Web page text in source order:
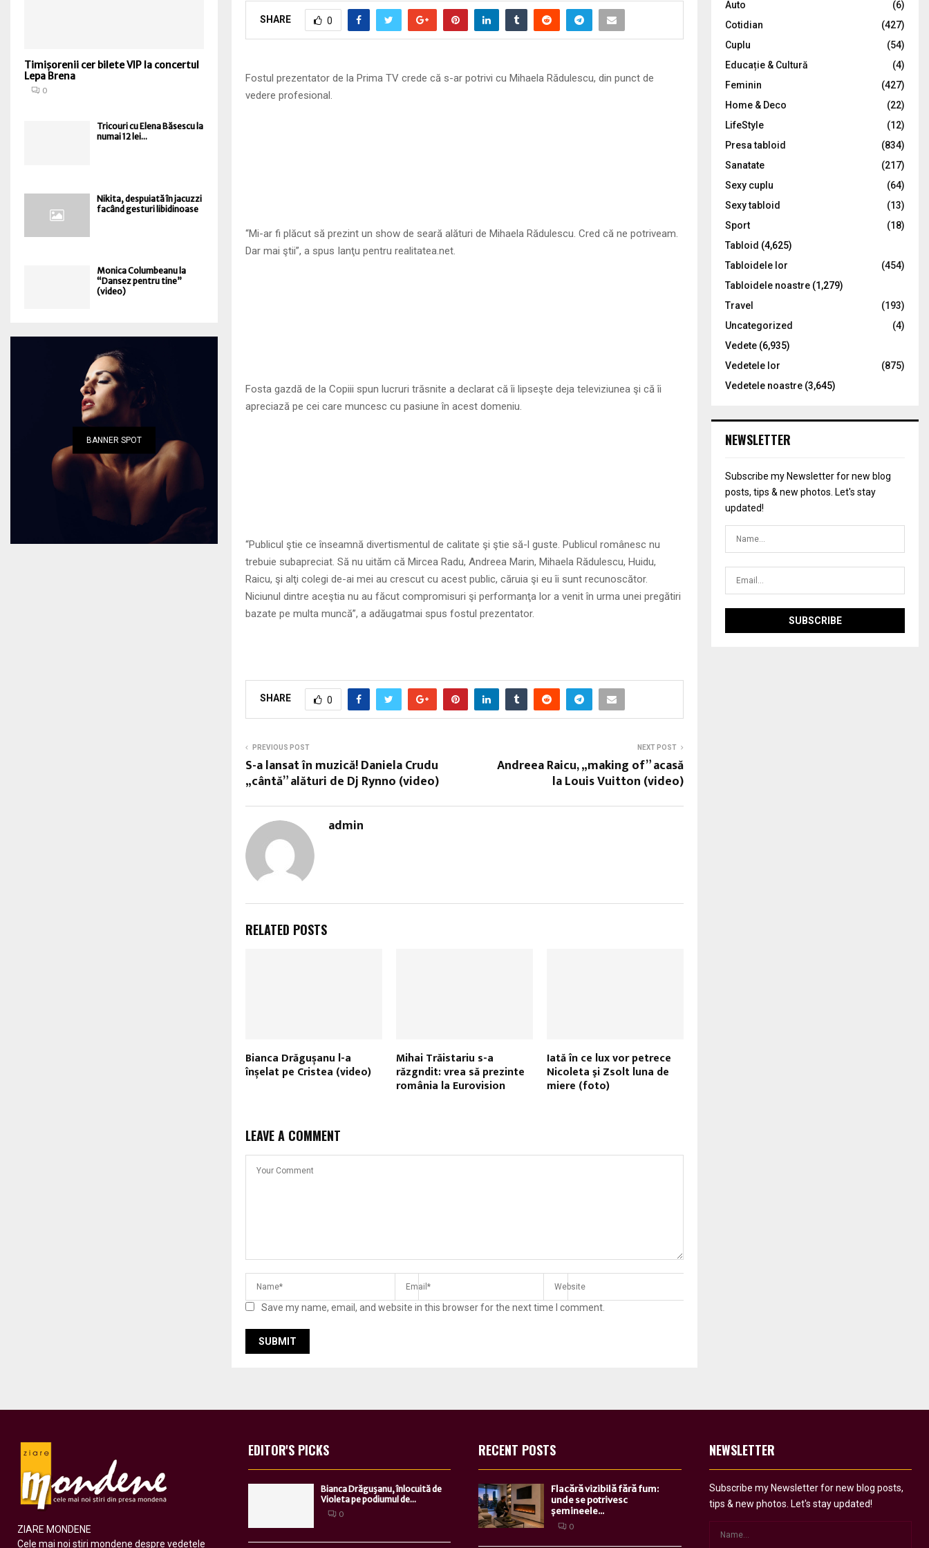
SHARE 0
Fostul prezentator de la Prima TV crede că s-ar potrivi cu Mihaela Rădulescu, din punct de
vedere profesional.
“Mi-ar fi plăcut să prezint un show de seară alături de Mihaela Rădulescu. Cred că ne potriveam.
Dar mai ştii”, a spus Ianţu pentru realitatea.net.
Fosta gazdă de la Copiii spun lucruri trăsnite a declarat că îi lipseşte deja televiziunea şi că îi
apreciază pe cei care muncesc cu pasiune în acest domeniu.
“Publicul ştie ce înseamnă divertismentul de calitate şi ştie să-l guste. Publicul românesc nu
trebuie subapreciat. Să nu uităm că Mircea Radu, Andreea Marin, Mihaela Rădulescu, Huidu,
Raicu, şi alţi colegi de-ai mei au crescut cu acest public, căruia şi eu îi sunt recunoscător.
Niciunul dintre aceştia nu au făcut compromisuri şi performanţa lor a venit în urma unei pregătiri
bazate pe multa muncă”, a adăugatmai spus fostul prezentator.
SHARE 0
PREVIOUS POST
S-a lansat în muzică! Daniela Crudu
„cântă” alături de Dj Rynno (video)
NEXT POST
Andreea Raicu, „making of” acasă
la Louis Vuitton (video)
admin
RELATED POSTS
Bianca Drăgușanu l-a
înșelat pe Cristea (video)
Mihai Trăistariu s-a
răzgndit: vrea să prezinte
românia la Eurovision
Iată în ce lux vor petrece
Nicoleta şi Zsolt luna de
miere (foto)
LEAVE A COMMENT
Save my name, email, and website in this browser for the next time I comment.
Timișorenii cer bilete VIP la concertul
Lepa Brena
0
Tricouri cu Elena Băsescu la
numai 12 lei...
Nikita, despuiată în jacuzzi
facând gesturi libidinoase
Monica Columbeanu la
“Dansez pentru tine”
(video)
BANNER SPOT
:
C
Auto
(6)
Cotidian
(427)
Cuplu
(54)
Educație & Cultură
(4)
Feminin
(427)
Home & Deco
(22)
LifeStyle
(12)
Presa tabloid
(834)
Sanatate
(217)
Sexy cuplu
(64)
Sexy tabloid
(13)
Sport
(18)
Tabloid (4,625)
Tabloidele lor
(454)
Tabloidele noastre (1,279)
Travel
(193)
Uncategorized
(4)
Vedete (6,935)
Vedetele lor
(875)
Vedetele noastre (3,645)
NEWSLETTER
Subscribe my Newsletter for new blog
posts, tips & new photos. Let's stay
updated!
ZIARE MONDENE
Cele mai noi stiri mondene despre vedetele
EDITOR'S PICKS
Bianca Drăguşanu, înlocuită de
Violeta pe podiumul de...
0
RECENT POSTS
Flacără vizibilă fără fum:
unde se potrivesc
șemineele...
0
NEWSLETTER
Subscribe my Newsletter for new blog posts,
tips & new photos. Let's stay updated!